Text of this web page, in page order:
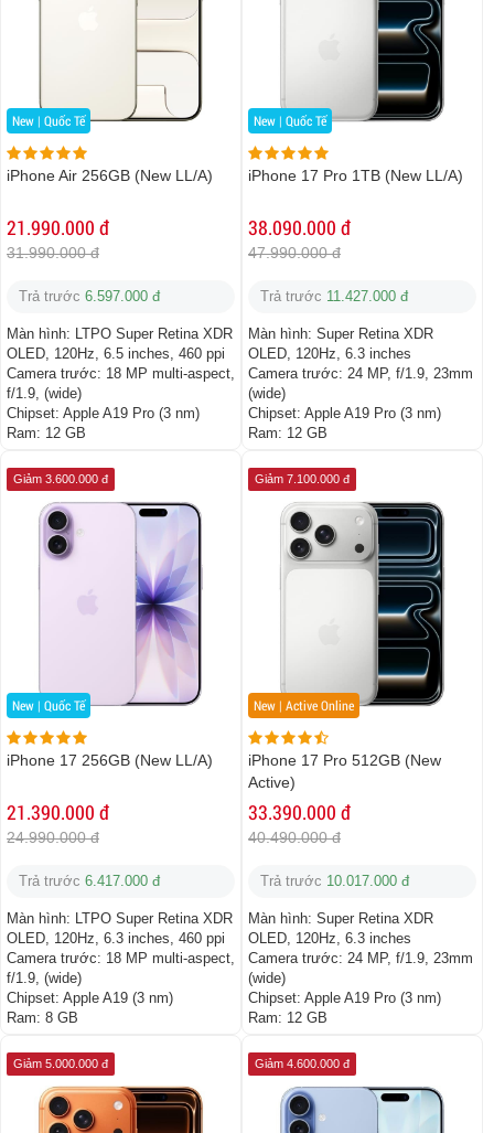
New | Quốc Tế
iPhone Air 256GB (New LL/A)
21.990.000 đ
31.990.000 đ
Trả trước 6.597.000 đ
Màn hình: LTPO Super Retina XDR
OLED, 120Hz, 6.5 inches, 460 ppi
Camera trước: 18 MP multi-aspect,
f/1.9, (wide)
Chipset: Apple A19 Pro (3 nm)
Ram: 12 GB
New | Quốc Tế
iPhone 17 Pro 1TB (New LL/A)
38.090.000 đ
47.990.000 đ
Trả trước 11.427.000 đ
Màn hình: Super Retina XDR
OLED, 120Hz, 6.3 inches
Camera trước: 24 MP, f/1.9, 23mm
(wide)
Chipset: Apple A19 Pro (3 nm)
Ram: 12 GB
New | Quốc Tế
Giảm 3.600.000 đ
iPhone 17 256GB (New LL/A)
21.390.000 đ
24.990.000 đ
Trả trước 6.417.000 đ
Màn hình: LTPO Super Retina XDR
OLED, 120Hz, 6.3 inches, 460 ppi
Camera trước: 18 MP multi-aspect,
f/1.9, (wide)
Chipset: Apple A19 (3 nm)
Ram: 8 GB
New | Active Online
Giảm 7.100.000 đ
iPhone 17 Pro 512GB (New
Active)
33.390.000 đ
40.490.000 đ
Trả trước 10.017.000 đ
Màn hình: Super Retina XDR
OLED, 120Hz, 6.3 inches
Camera trước: 24 MP, f/1.9, 23mm
(wide)
Chipset: Apple A19 Pro (3 nm)
Ram: 12 GB
Giảm 5.000.000 đ Giảm 4.600.000 đ